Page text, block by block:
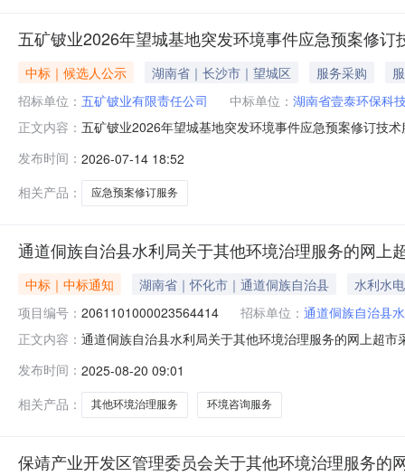
五矿铍业2026年望城基地突发环境事件应急预案修
中标｜候选人公示 湖南省｜长沙市｜望城区 服务采购
招标单位： 五矿铍业有限责任公司 中标单位： 湖南省壹泰环保科
正文内容： 五矿铍业2026年望城基地突发环境事件应急预案修订技
发布时间： 2026-07-14 18:52
相关产品：
应急预案修订服务
通道侗族自治县水利局关于其他环境治理服务的网上
中标｜中标通知 湖南省｜怀化市｜通道侗族自治县
水利水电
项目编号： 2061101000023564414 招标单位： 通道侗族自治县
正文内容： 通道侗族自治县水利局关于其他环境治理服务的网上超
在行政区划名称:湖南省怀化市通道侗族自治县报价起止
发布时间： 2025-08-20 09:01
相关产品：
其他环境治理服务 环境咨询服务
保靖产业开发区管理委员会关于其他环境治理服务的